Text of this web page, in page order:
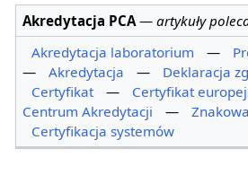
Akredytacja PCA—artykuły
Akredytacja laboratorium
—
—
Akredytacja — Deklaracja
Certyfikat
— Certyfikat
Centrum Akredytacji
—
Certyfikacja systemów